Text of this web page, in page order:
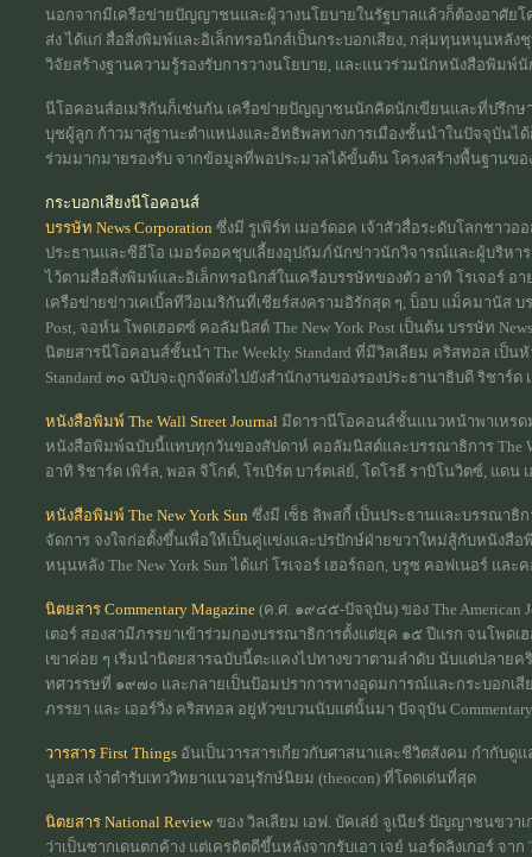
นอกจากมีเครือข่ายปัญญาชนและผู้วางนโยบายในรัฐบาลแล้วก็ต้องอาศัย
ส่ง ได้แก่ สื่อสิ่งพิมพ์และอิเล็กทรอนิกส์เป็นกระบอกเสียง, กลุ่มทุนหนุนหลัง
วิจัยสร้างฐานความรู้รองรับการวางนโยบาย, และแนวร่วมนักหนังสือพิมพ์นั
นีโอคอนส์อเมริกันก็เช่นกัน เครือข่ายปัญญาชนนักคิดนักเขียนและที่ปรึกษ
บุชผู้ลูก ก้าวมาสู่ฐานะตำแหน่งและอิทธิพลทางการเมืองชั้นนำในปัจจุบันได้
ร่วมมากมายรองรับ จากข้อมูลที่พอประมวลได้ขั้นต้น โครงสร้างพื้นฐานข
กระบอกเสียงนีโอคอนส์
บรรษัท News Corporation ซึ่งมี รูเพิร์ท เมอร์ดอค เจ้าสัวสื่อระดับโลกชาวอ
ประธานและซีอีโอ เมอร์ดอคชุบเลี้ยงอุปถัมภ์นักข่าวนักวิจารณ์และผู้บริ
ไว้ตามสื่อสิ่งพิมพ์และอิเล็กทรอนิกส์ในเครือบรรษัทของตัว อาทิ โรเจอร์ อา
เครือข่ายข่าวเคเบิ้ลทีวีอเมริกันที่เชียร์สงครามอิรักสุด ๆ, บ็อบ แม็คมานัส
Post, จอห์น โพดเฮอตซ์ คอลัมนิสต์ The New York Post เป็นต้น บรรษัท
นิตยสารนีโอคอนส์ชั้นนำ The Weekly Standard ที่มีวิลเลียม คริสทอล เป็
Standard ๓๐ ฉบับจะถูกจัดส่งไปยังสำนักงานของรองประธานาธิบดี ริชาร์ด
หนังสือพิมพ์ The Wall Street Journal มีดารานีโอคอนส์ชั้นแนวหน้าพาเหร
หนังสือพิมพ์ฉบับนี้แทบทุกวันของสัปดาห์ คอลัมนิสต์และบรรณาธิการ The
อาทิ ริชาร์ด เพิร์ล, พอล จิโกต์, โรเบิร์ต บาร์ตเล่ย์, โดโรธี ราบิโนวิตซ์, แด
หนังสือพิมพ์ The New York Sun ซึ่งมี เซ็ธ ลิพสกี้ เป็นประธานและบรรณาธิ
จัดการ จงใจก่อตั้งขึ้นเพื่อให้เป็นคู่แข่งและปรปักษ์ฝ่ายขวาใหม่สู้กับหนังสือ
หนุนหลัง The New York Sun ได้แก่ โรเจอร์ เฮอร์ถอก, บรูซ คอฟเนอร์ แล
นิตยสาร Commentary Magazine (ค.ศ. ๑๙๔๕-ปัจจุบัน) ของ The American
เตอร์ สองสามีภรรยาเข้าร่วมกองบรรณาธิการตั้งแต่ยุค ๑๕ ปีแรก จนโพ
เขาค่อย ๆ เริ่มนำนิตยสารฉบับนี้ตะแคงไปทางขวาตามลำดับ นับแต่ปลาย
ทศวรรษที่ ๑๙๗๐ และกลายเป็นป้อมปราการทางอุดมการณ์และกระบอกเ
ภรรยา และ เออร์วิ่ง คริสทอล อยู่หัวขบวนนับแต่นั้นมา ปัจจุบัน
วารสาร First Things อันเป็นวารสารเกี่ยวกับศาสนาและชีวิตสังคม กำกับ
นูฮอส เจ้าตำรับเทววิทยาแนวอนุรักษ์นิยม (theocon) ที่โดดเด่นที่สุด
นิตยสาร National Review ของ วิลเลียม เอฟ. บัคเล่ย์ จูเนียร์ ปัญญาชนขว
ว่าเป็นซากเดนตกค้าง แต่เครดิตดีขึ้นหลังจากรับเอา เจย์ นอร์ดลิงเกอร์ จา